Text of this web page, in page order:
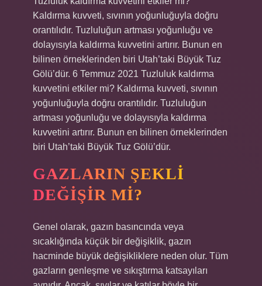
Kaldırma kuvveti, sıvının yoğunluğuyla doğru
orantılıdır. Tuzluluğun artması yoğunluğu ve
dolayısıyla kaldırma kuvvetini artırır. Bunun en
bilinen örneklerinden biri Utah’taki Büyük Tuz
Gölü’dür. 6 Temmuz 2021 Tuzluluk kaldırma
kuvvetini etkiler mi? Kaldırma kuvveti, sıvının
yoğunluğuyla doğru orantılıdır. Tuzluluğun
artması yoğunluğu ve dolayısıyla kaldırma
kuvvetini artırır. Bunun en bilinen örneklerinden
biri Utah’taki Büyük Tuz Gölü’dür.
GAZLARIN ŞEKLI
DEĞIŞIR MI?
Genel olarak, gazın basıncında veya
sıcaklığında küçük bir değişiklik, gazın
hacminde büyük değişikliklere neden olur. Tüm
gazların genleşme ve sıkıştırma katsayıları